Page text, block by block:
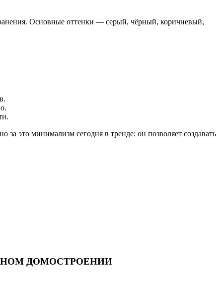
Основные оттенки — серый, чёрный, коричневый,
это минимализм сегодня в тренде: он позволяет создавать
ДОМОСТРОЕНИИ